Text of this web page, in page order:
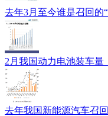
去年3月至今谁是召回的
2月我国动力电池装车量
去年我国新能源汽车召